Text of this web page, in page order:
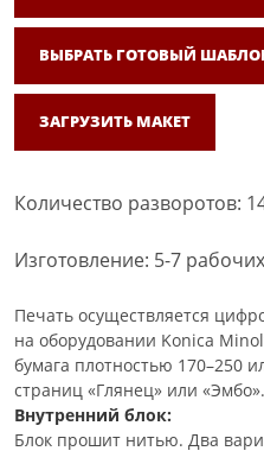
ВЫБРАТЬ ГОТОВЫЙ
ЗАГРУЗИТЬ МАКЕТ
Количество разворотов:
Изготовление: 5-7
Печать осуществляется
на оборудовании Konica
бумага плотностью 170–250
страниц «Глянец» или «Эмбо».
Внутренний блок:
Блок прошит нитью. Два